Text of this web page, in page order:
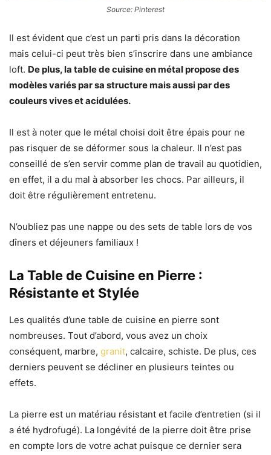
Source: Pinterest
Il est évident que c’est un parti pris dans la décoration
mais celui-ci peut très bien s’inscrire dans une ambiance
loft. De plus, la table de cuisine en métal propose des
modèles variés par sa structure mais aussi par des
couleurs vives et acidulées.
Il est à noter que le métal choisi doit être épais pour ne
pas risquer de se déformer sous la chaleur. Il n’est pas
conseillé de s’en servir comme plan de travail au quotidien,
en effet, il a du mal à absorber les chocs. Par ailleurs, il
doit être régulièrement entretenu.
N’oubliez pas une nappe ou des sets de table lors de vos
dîners et déjeuners familiaux !
La Table de Cuisine en Pierre :
Résistante et Stylée
Les qualités d’une table de cuisine en pierre sont
nombreuses. Tout d’abord, vous avez un choix
conséquent, marbre, granit, calcaire, schiste. De plus, ces
derniers peuvent se décliner en plusieurs teintes ou
effets.
La pierre est un matériau résistant et facile d’entretien (si il
a été hydrofugé). La longévité de la pierre doit être prise
en compte lors de votre achat puisque ce dernier sera